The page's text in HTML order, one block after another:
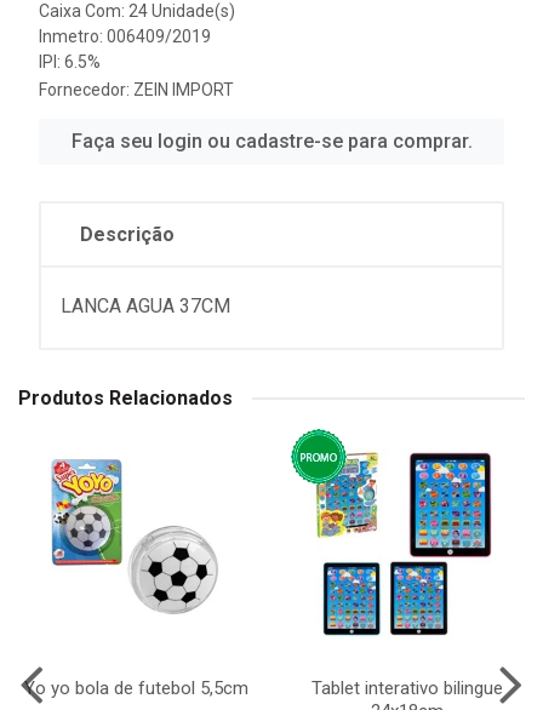
Caixa Com: 24 Unidade(s)
Inmetro: 006409/2019
IPI: 6.5%
Fornecedor: ZEIN IMPORT
Faça seu login ou cadastre-se para comprar.
Descrição
LANCA AGUA 37CM
Produtos Relacionados
Yo yo bola de futebol 5,5cm
Tablet interativo bilingue